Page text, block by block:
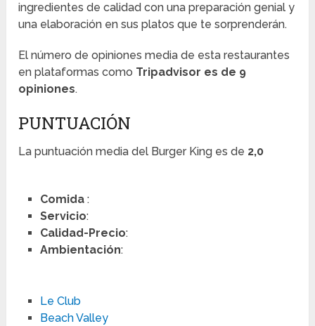
ingredientes de calidad con una preparación genial y
una elaboración en sus platos que te sorprenderán.
El número de opiniones media de esta restaurantes
en plataformas como Tripadvisor es de 9
opiniones.
PUNTUACIÓN
La puntuación media del Burger King es de 2,0
Comida:
Servicio:
Calidad-Precio:
Ambientación:
Le Club
Beach Valley